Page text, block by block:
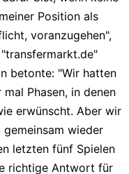
Position als
voranzugehen",
betonte: "Wir hatten
Phasen, in denen
erwünscht. Aber wir
wieder
letzten fünf Spielen
richtige Antwort für